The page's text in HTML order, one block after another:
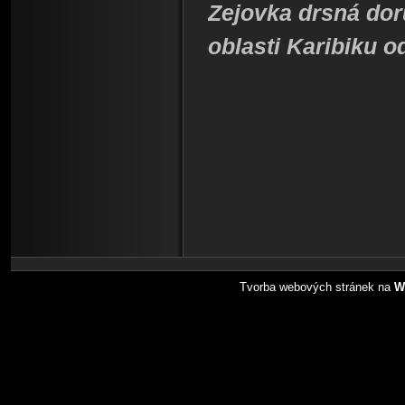
Zejovka drsná
oblasti Karibiku
Tvorba webových stránek na